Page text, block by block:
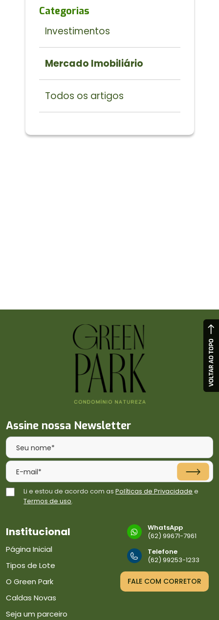
Categorias
Investimentos
Mercado Imobiliário
Todos os artigos
Institucional
Página Inicial
Tipos de Lote
O Green Park
Caldas Novas
Seja um parceiro
WhatsApp
(62) 99671-7961
Telefone
(62) 99253-1233
FALE COM CORRETOR
Assine nossa Newsletter
Li e estou de acordo com asPolíticas de Privacidade e
Termos de uso.